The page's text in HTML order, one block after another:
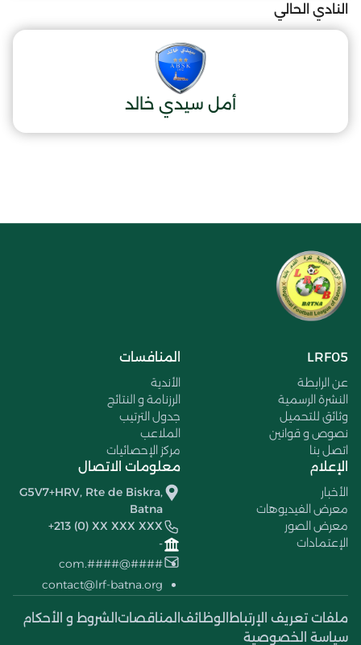
النادي الحالي
أمل سيدي خالد
LRF05
عن الرابطة
النشرة الرسمية
وثائق للتحميل
نصوص و قوانين
اتصل بنا
المنافسات
الأندية
الرزنامة و النتائج
جدول الترتيب
الملاعب
مركز الإحصائيات
الإعلام
الأخبار
معرض الفيديوهات
معرض الصور
الإعتمادات
معلومات الاتصال
G5V7+HRV, Rte de Biskra,
Batna
+213 (0) XX XXX XXX
-
####@####.com
contact@lrf-batna.org
ملفات تعريف الإرتباط الوظائف المناقصات الشروط و الأحكام
سياسة الخصوصية